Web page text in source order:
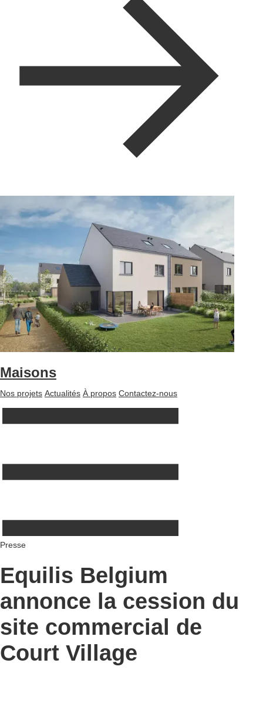
Maisons
Nos projets Actualités À propos Contactez-nous
Presse
Equilis Belgium
annonce la cession du
site commercial de
Court Village